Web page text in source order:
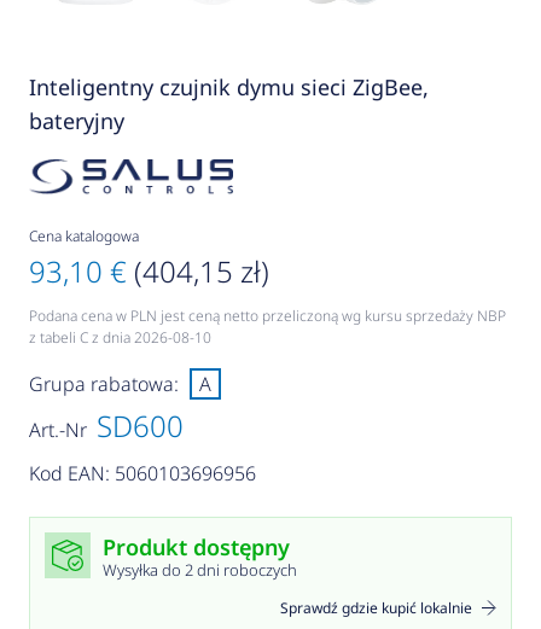
Inteligentny czujnik dymu sieci ZigBee,
bateryjny
Cena katalogowa
93,10 € (404,15 zł)
Podana cena w PLN jest ceną netto przeliczoną wg kursu sprzedaży NBP
z tabeli C z dnia 2026-08-10
Art.-Nr SD600
Kod EAN: 5060103696956
Grupa rabatowa: A
Produkt dostępny
Wysyłka do 2 dni roboczych
Sprawdź gdzie kupić lokalnie